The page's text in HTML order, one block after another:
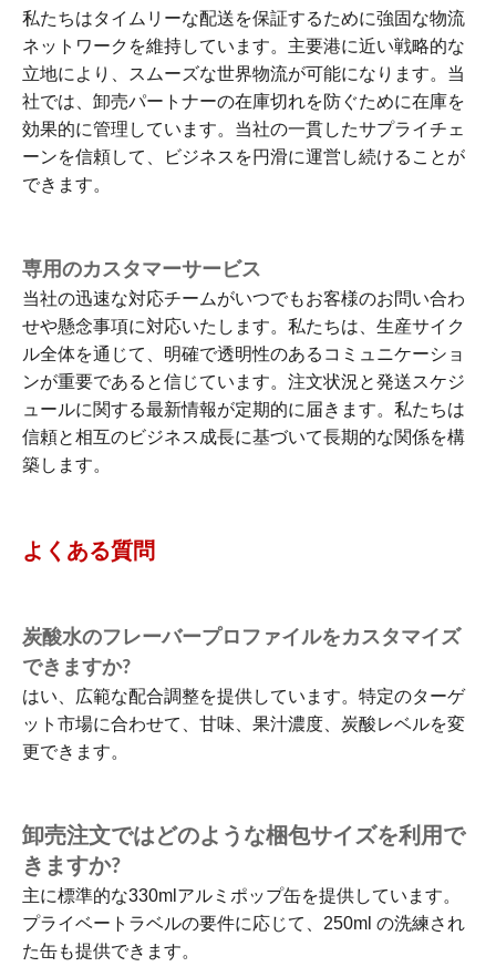
私たちはタイムリーな配送を保証するために強固な物流
ネットワークを維持しています。主要港に近い戦略的な
立地により、スムーズな世界物流が可能になります。当
社では、卸売パートナーの在庫切れを防ぐために在庫を
効果的に管理しています。当社の一貫したサプライチェ
ーンを信頼して、ビジネスを円滑に運営し続けることが
できます。
専用のカスタマーサービス
当社の迅速な対応チームがいつでもお客様のお問い合わ
せや懸念事項に対応いたします。私たちは、生産サイク
ル全体を通じて、明確で透明性のあるコミュニケーショ
ンが重要であると信じています。注文状況と発送スケジ
ュールに関する最新情報が定期的に届きます。私たちは
信頼と相互のビジネス成長に基づいて長期的な関係を構
築します。
よくある質問
炭酸水のフレーバープロファイルをカスタマイズ
できますか?
はい、広範な配合調整を提供しています。特定のターゲ
ット市場に合わせて、甘味、果汁濃度、炭酸レベルを変
更できます。
卸売注文ではどのような梱包サイズを利用で
きますか?
主に標準的な330mlアルミポップ缶を提供しています。
プライベートラベルの要件に応じて、250ml の洗練され
た缶も提供できます。